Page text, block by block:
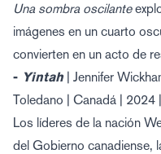
Una sombra oscilante
imágenes en un cuarto
convierten en un acto de
- Yintah| Jennifer
Toledano | Canadá | 2024
Los líderes de la nación
del Gobierno canadiense,